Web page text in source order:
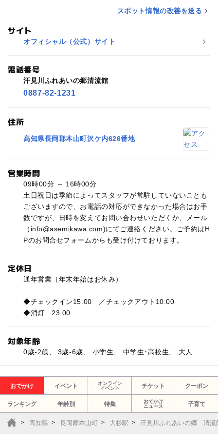
スポット情報の改善を送る
サイト
オフィシャル（公式）サイト
電話番号
汗見川ふれあいの郷清流館
0887-82-1231
住所
高知県長岡郡本山町沢ケ内626番地
営業時間
09時00分 ～ 16時00分
土日祝日は季節によってスタッフが常駐していないことも
ございますので、お電話の対応ができなかった場合はお手
数ですが、日時を変えてお問い合わせいただくか、メール
（info@asemikawa.com)にてご連絡ください。ご予約はH
Pのお問合せフォームからも受け付けております。
定休日
通年営業（年末年始はお休み）
◆チェックイン15:00 ／チェックアウト10:00
◆消灯 23:00
対象年齢
0歳-2歳、 3歳-6歳、 小学生、 中学生･高校生、 大人
おでかけ イベント
オンライン
イベント
チケット クーポン
ランキング 年齢別 特集
おでかけ
ニュース
子育て
高知県 長岡郡本山町 大杉駅 汗見川ふれあいの郷 清流